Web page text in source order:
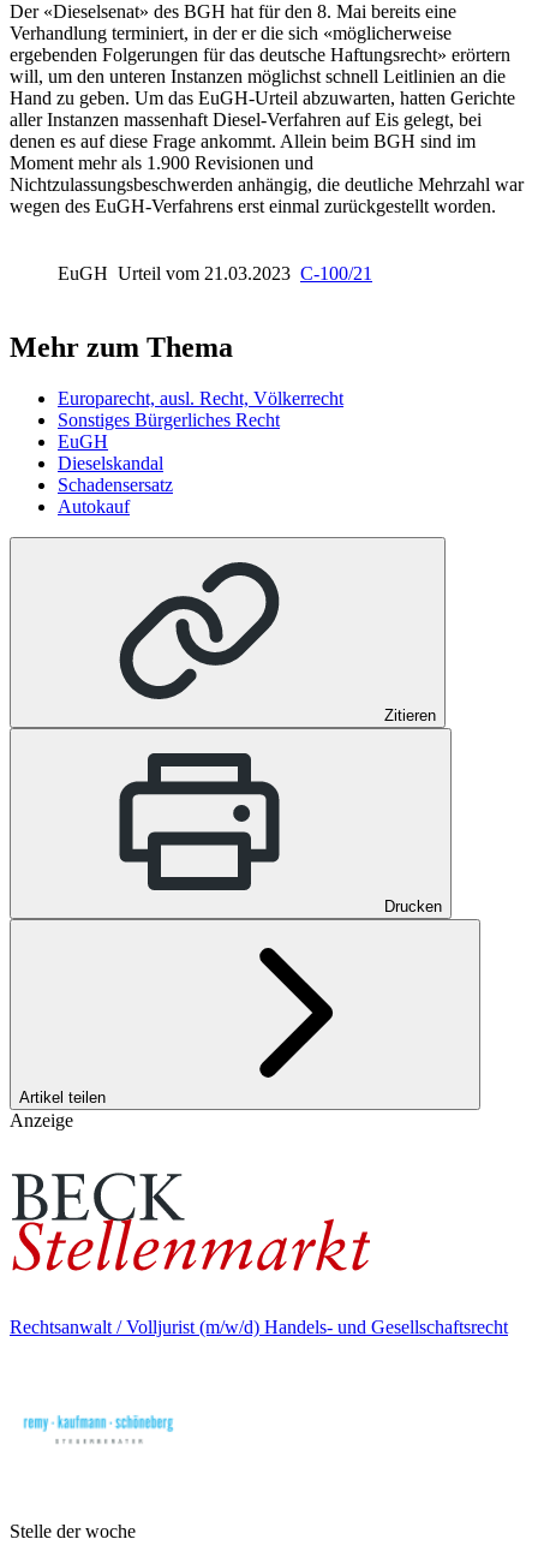
Der «Dieselsenat» des BGH hat für den 8. Mai bereits eine
Verhandlung terminiert, in der er die sich «möglicherweise
ergebenden Folgerungen für das deutsche Haftungsrecht» erörtern
will, um den unteren Instanzen möglichst schnell Leitlinien an die
Hand zu geben. Um das EuGH-Urteil abzuwarten, hatten Gerichte
aller Instanzen massenhaft Diesel-Verfahren auf Eis gelegt, bei
denen es auf diese Frage ankommt. Allein beim BGH sind im
Moment mehr als 1.900 Revisionen und
Nichtzulassungsbeschwerden anhängig, die deutliche Mehrzahl war
wegen des EuGH-Verfahrens erst einmal zurückgestellt worden.
EuGH Urteil vom 21.03.2023 C-100/21
Mehr zum Thema
Europarecht, ausl. Recht, Völkerrecht
Sonstiges Bürgerliches Recht
EuGH
Dieselskandal
Schadensersatz
Autokauf
Zitieren
Drucken
Artikel teilen
Anzeige
Rechtsanwalt / Volljurist (m/w/d) Handels- und Gesellschaftsrecht
Stelle der woche